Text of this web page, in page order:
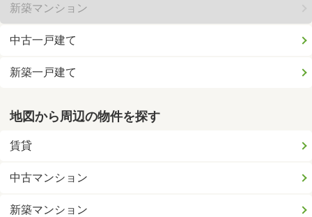
新築マンション
中古一戸建て
新築一戸建て
地図から周辺の物件を探す
賃貸
中古マンション
新築マンション